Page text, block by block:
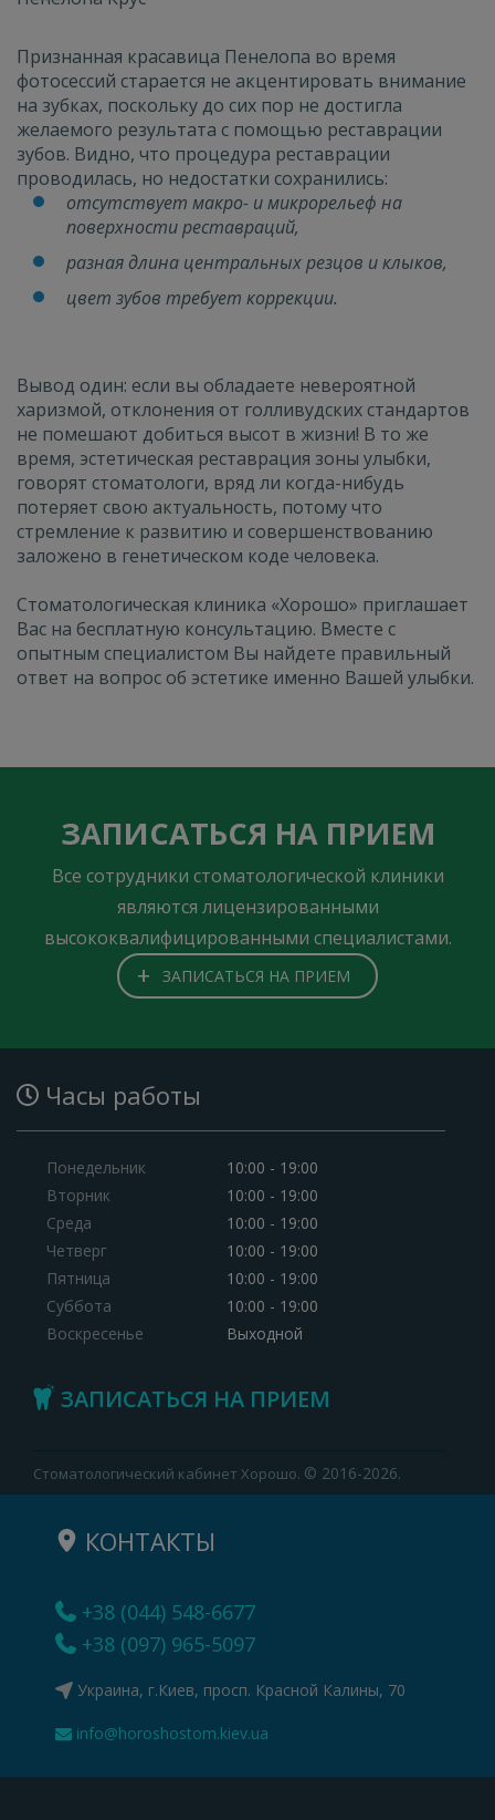
Признанная красавица Пенелопа во время
фотосессий старается не акцентировать внимание
на зубках, поскольку до сих пор не достигла
желаемого результата с помощью реставрации
зубов. Видно, что процедура реставрации
проводилась, но недостатки сохранились:
отсутствует макро- и микрорельеф на
поверхности реставраций,
разная длина центральных резцов и клыков,
цвет зубов требует коррекции.
Вывод один: если вы обладаете невероятной
харизмой, отклонения от голливудских стандартов
не помешают добиться высот в жизни! В то же
время, эстетическая реставрация зоны улыбки,
говорят стоматологи, вряд ли когда-нибудь
потеряет свою актуальность, потому что
стремление к развитию и совершенствованию
заложено в генетическом коде человека.
Стоматологическая клиника «Хорошо» приглашает
Вас на бесплатную консультацию. Вместе с
опытным специалистом Вы найдете правильный
ответ на вопрос об эстетике именно Вашей улыбки.
ЗАПИСАТЬСЯ НА ПРИЕМ
Все сотрудники стоматологической клиники
являются лицензированными
высококвалифицированными специалистами.
+ ЗАПИСАТЬСЯ НА ПРИЕМ
Часы работы
Понедельник
Вторник
Среда
Четверг
Пятница
Суббота
Воскресенье
10:00 - 19:00
10:00 - 19:00
10:00 - 19:00
10:00 - 19:00
10:00 - 19:00
10:00 - 19:00
Выходной
ЗАПИСАТЬСЯ НА ПРИЕМ
Стоматологический кабинет Хорошо. © 2016-2026.
КОНТАКТЫ
+38 (044) 548-6677
+38 (097) 965-5097
Украина, г.Киев, просп. Красной Калины, 70
info@horoshostom.kiev.ua